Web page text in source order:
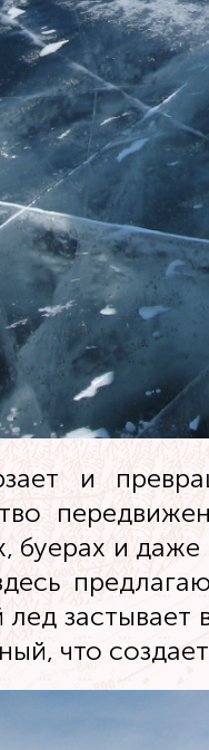
и
буерах и
лед
что